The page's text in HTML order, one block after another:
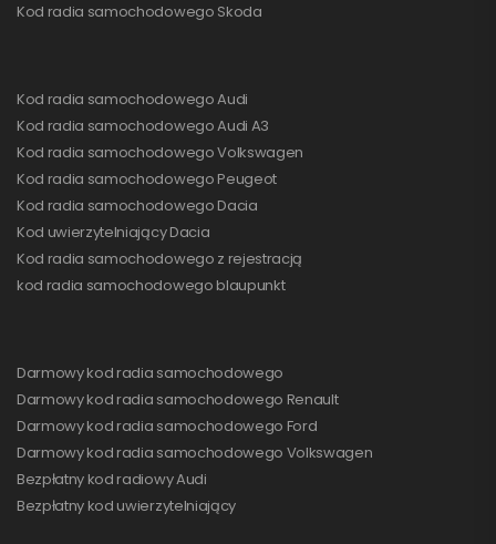
Kod radia samochodowego Skoda
Kod radia samochodowego Audi
Kod radia samochodowego Audi A3
Kod radia samochodowego Volkswagen
Kod radia samochodowego Peugeot
Kod radia samochodowego Dacia
Kod uwierzytelniający Dacia
Kod radia samochodowego z rejestracją
kod radia samochodowego blaupunkt
Darmowy kod radia samochodowego
Darmowy kod radia samochodowego Renault
Darmowy kod radia samochodowego Ford
Darmowy kod radia samochodowego Volkswagen
Bezpłatny kod radiowy Audi
Bezpłatny kod uwierzytelniający